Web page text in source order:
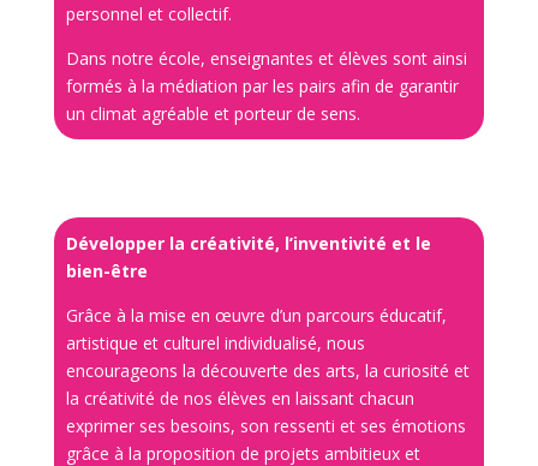
personnel et collectif.
Dans notre école, enseignantes et élèves sont ainsi
formés à la médiation par les pairs afin de garantir
un climat agréable et porteur de sens.
Développer la créativité, l’inventivité et le
bien-être
Grâce à la mise en œuvre d’un parcours éducatif,
artistique et culturel individualisé, nous
encourageons la découverte des arts, la curiosité et
la créativité de nos élèves en laissant chacun
exprimer ses besoins, son ressenti et ses émotions
grâce à la proposition de projets ambitieux et